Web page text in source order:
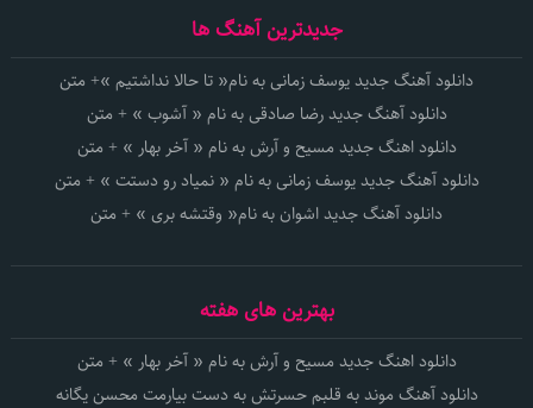
جدیدترین آهنگ ها
دانلود آهنگ جدید یوسف زمانی به نام« تا حالا نداشتیم »+ متن
دانلود آهنگ جدید رضا صادقی به نام « آشوب » + متن
دانلود اهنگ جدید مسیح و آرش به نام « آخر بهار » + متن
دانلود آهنگ جدید یوسف زمانی به نام « نمیاد رو دستت » + متن
دانلود آهنگ جدید اشوان به نام« وقتشه بری » + متن
بهترین های هفته
دانلود اهنگ جدید مسیح و آرش به نام « آخر بهار » + متن
دانلود آهنگ موند به قلبم حسرتش به دست بیارمت محسن یگانه